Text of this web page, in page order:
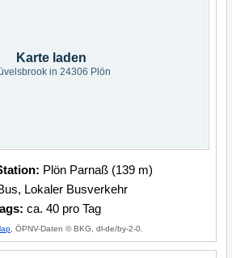
Karte laden
in 24306 Plön
Plön Parnaß (139 m)
Lokaler Busverkehr
ca. 40 pro Tag
, ÖPNV-Daten © BKG, dl-de/by-2-0.